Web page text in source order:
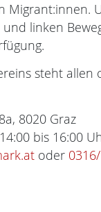
Migrant:innen.
linken
steht
8020 Graz
bis 16:00
oder